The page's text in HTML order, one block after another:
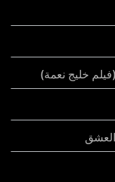
خليج نعمة)